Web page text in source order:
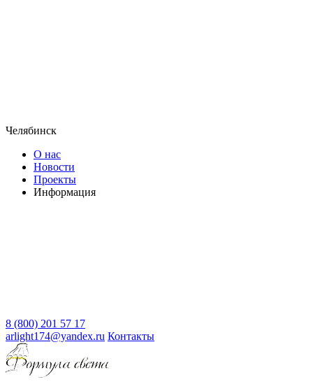
Челябинск
О нас
Новости
Проекты
Информация
8 (800) 201 57 17
arlight174@yandex.ru Контакты